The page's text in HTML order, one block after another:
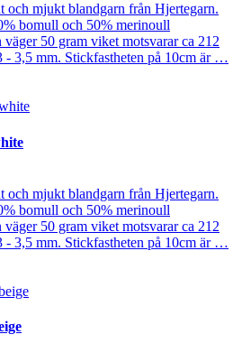
och mjukt blandgarn från Hjertegarn.
bomull och 50% merinoull
50 gram viket motsvarar ca 212
- 3,5 mm. Stickfastheten på 10cm är …
och mjukt blandgarn från Hjertegarn.
bomull och 50% merinoull
50 gram viket motsvarar ca 212
- 3,5 mm. Stickfastheten på 10cm är …